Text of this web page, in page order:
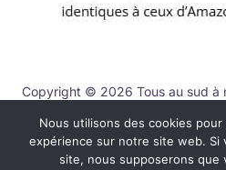
Copyright © 2026 Tous au sud à
Mentions
Nous utilisons des cookies
expérience sur notre site web. Si
site, nous supposerons que